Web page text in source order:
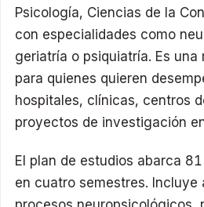
Psicología, Ciencias de la
con especialidades como
geriatría o psiquiatría.​ Es una
para quienes quieren
hospitales, clínicas, centros
proyectos de investigación
El plan de estudios abarca
en cuatro semestres. Incluye